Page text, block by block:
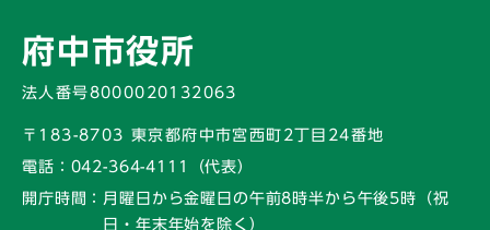
府中市役所
法人番号8000020132063
〒183-8703 東京都府中市宮西町2丁目24番地
電話： 042-364-4111（代表）
開庁時間： 月曜日から金曜日の午前8時半から午後5時 （祝
日・年末年始を除く）